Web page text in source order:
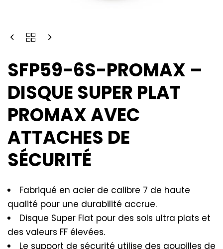
SFP59-6S-PROMAX –
DISQUE SUPER PLAT
PROMAX AVEC
ATTACHES DE
SÉCURITÉ
Fabriqué en acier de calibre 7 de haute
qualité pour une durabilité accrue.
Disque Super Flat pour des sols ultra plats et
des valeurs FF élevées.
Le support de sécurité utilise des goupilles de